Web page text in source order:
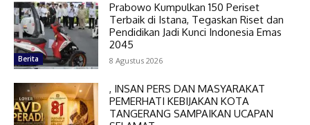
Berita
Prabowo Kumpulkan 150 Periset
Terbaik di Istana, Tegaskan Riset dan
Pendidikan Jadi Kunci Indonesia Emas
2045
8 Agustus 2026
, INSAN PERS DAN MASYARAKAT
PEMERHATI KEBIJAKAN KOTA
TANGERANG SAMPAIKAN UCAPAN